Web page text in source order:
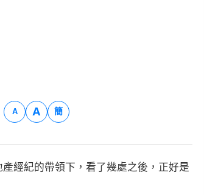
A A 簡
經紀的帶領下，看了幾處之後，正好是